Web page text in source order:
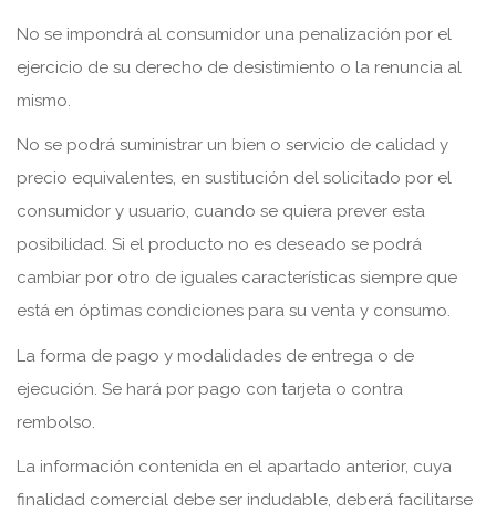
No se impondrá al consumidor una penalización por el
ejercicio de su derecho de desistimiento o la renuncia al
mismo.
No se podrá suministrar un bien o servicio de calidad y
precio equivalentes, en sustitución del solicitado por el
consumidor y usuario, cuando se quiera prever esta
posibilidad. Si el producto no es deseado se podrá
cambiar por otro de iguales características siempre que
está en óptimas condiciones para su venta y consumo.
La forma de pago y modalidades de entrega o de
ejecución. Se hará por pago con tarjeta o contra
rembolso.
La información contenida en el apartado anterior, cuya
finalidad comercial debe ser indudable, deberá facilitarse